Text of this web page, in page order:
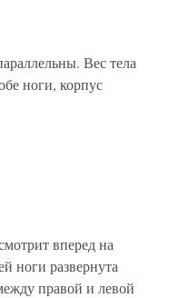
Вес тела
ноги, корпус
вперед на
ноги развернута
правой и левой